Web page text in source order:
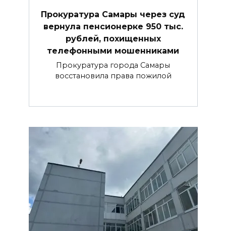
Прокуратура Самары через суд
вернула пенсионерке 950 тыс.
рублей, похищенных
телефонными мошенниками
Прокуратура города Самары
восстановила права пожилой